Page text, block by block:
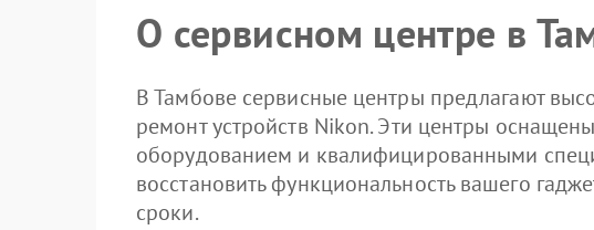
О сервисном центре в
В Тамбове сервисные центры предлагают
ремонт устройств Nikon. Эти центры
оборудованием и квалифицированными
восстановить функциональность вашего
сроки.